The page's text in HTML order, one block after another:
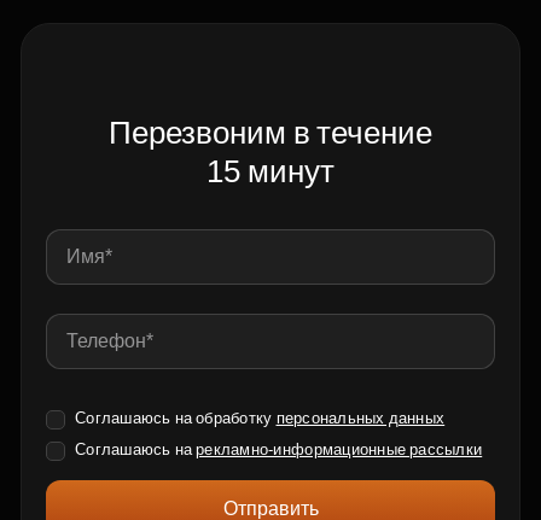
Перезвоним в течение
15 минут
Соглашаюсь на обработку персональных данных
Соглашаюсь нарекламно-информационные рассылки
Отправить